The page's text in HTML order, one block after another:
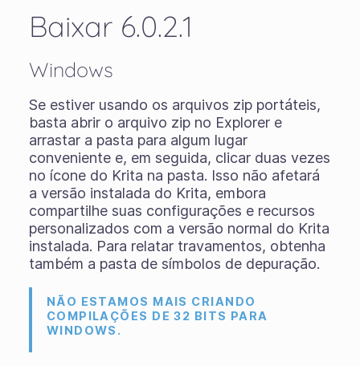
Baixar 6.0.2.1
Windows
Se estiver usando os arquivos zip portáteis,
basta abrir o arquivo zip no Explorer e
arrastar a pasta para algum lugar
conveniente e, em seguida, clicar duas vezes
no ícone do Krita na pasta. Isso não afetará
a versão instalada do Krita, embora
compartilhe suas configurações e recursos
personalizados com a versão normal do Krita
instalada. Para relatar travamentos, obtenha
também a pasta de símbolos de depuração.
NÃO ESTAMOS MAIS CRIANDO
COMPILAÇÕES DE 32 BITS PARA
WINDOWS.